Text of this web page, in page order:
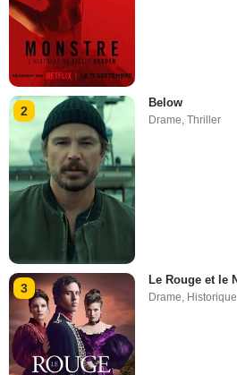
2
Below
Drame ,Thriller
3
Le Rouge et le
Drame, Historique